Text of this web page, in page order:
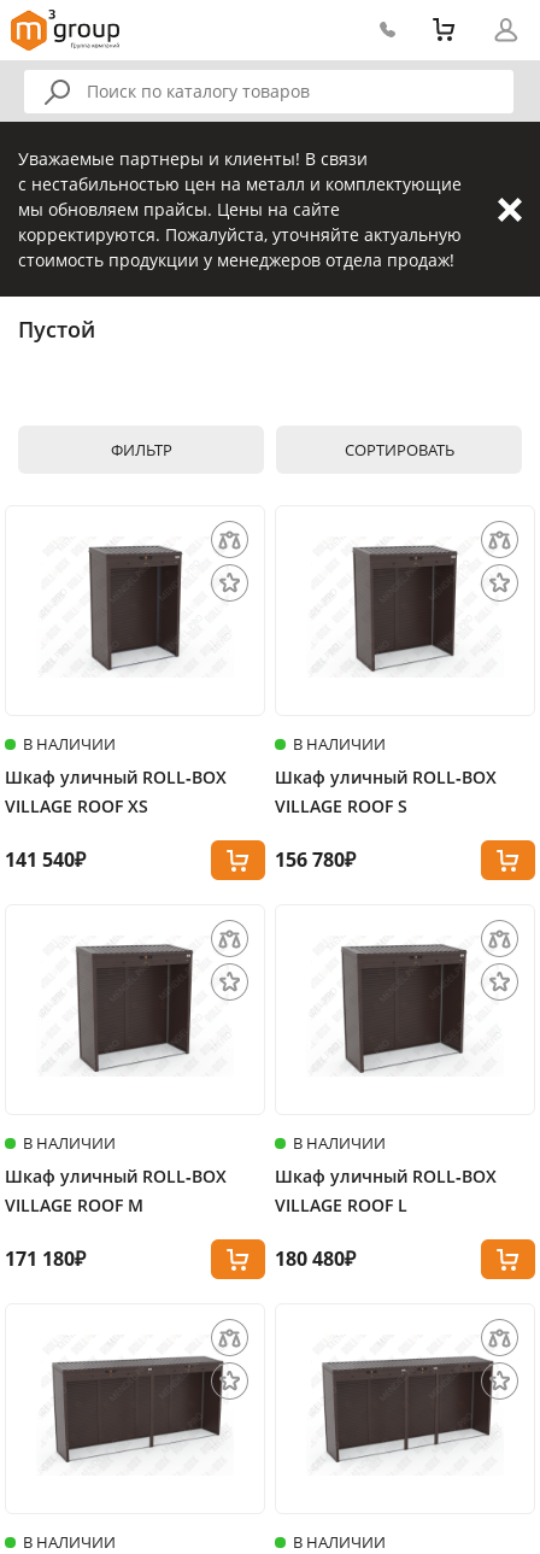
Уважаемые партнеры и клиенты! В связи
с нестабильностью цен на металл и комплектующие
мы обновляем прайсы. Цены на сайте
корректируются. Пожалуйста, уточняйте актуальную
стоимость продукции у менеджеров отдела продаж!
Пустой
ФИЛЬТР СОРТИРОВАТЬ
В НАЛИЧИИ
Шкаф уличный ROLL‑BOX
VILLAGE ROOF XS
141 540₽
В НАЛИЧИИ
Шкаф уличный ROLL‑BOX
VILLAGE ROOF S
156 780₽
В НАЛИЧИИ
Шкаф уличный ROLL‑BOX
VILLAGE ROOF M
171 180₽
В НАЛИЧИИ
Шкаф уличный ROLL‑BOX
VILLAGE ROOF L
180 480₽
В НАЛИЧИИ В НАЛИЧИИ